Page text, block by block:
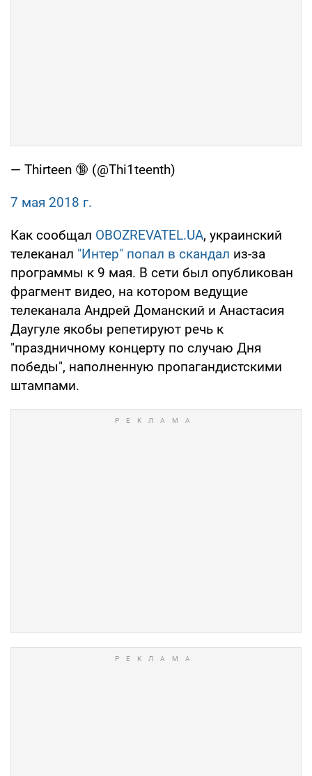
— Thirteen 🔞 (@Thi1teenth)
7 мая 2018 г.
Как сообщал OBOZREVATEL.UA, украинский
телеканал "Интер" попал в скандал из-за
программы к 9 мая. В сети был опубликован
фрагмент видео, на котором ведущие
телеканала Андрей Доманский и Анастасия
Даугуле якобы репетируют речь к
"праздничному концерту по случаю Дня
победы", наполненную пропагандистскими
штампами.